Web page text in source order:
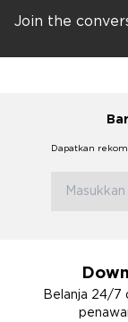
Join the
Dapatkan
Belanja 24/7